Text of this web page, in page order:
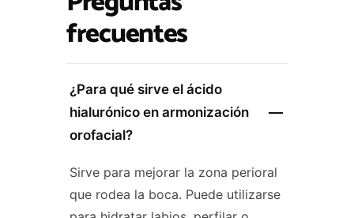
frecuentes
¿Para qué sirve el ácido
hialurónico en armonización
orofacial?
Sirve para mejorar la zona perioral
que rodea la boca. Puede utilizarse